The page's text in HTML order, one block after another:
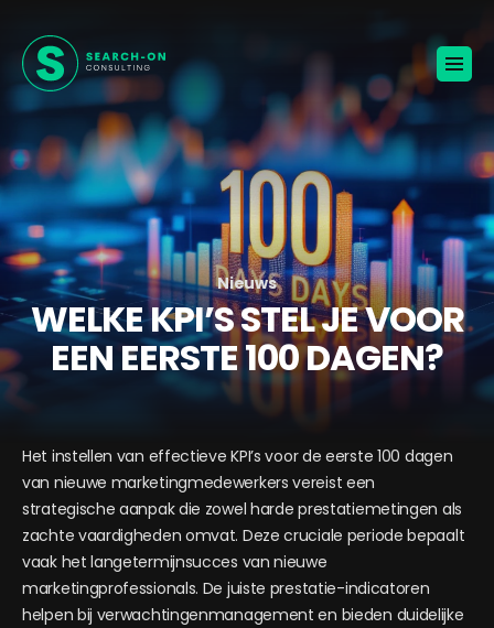
Voor werkgevers
Vacatures
Over ons
Blogs
Contact
Jouw carrière
KANDIDATEN ONTVANGEN 🚀
BROCHURE VOOR WERKGEVERS
Nieuws
WELKE KPI’S STEL JE VOOR
EEN EERSTE 100 DAGEN?
Het instellen van effectieve KPI’s voor de eerste 100 dagen
van nieuwe marketingmedewerkers vereist een
strategische aanpak die zowel harde prestatiemetingen als
zachte vaardigheden omvat. Deze cruciale periode bepaalt
vaak het langetermijnsucces van nieuwe
marketingprofessionals. De juiste prestatie-indicatoren
helpen bij verwachtingenmanagement en bieden duidelijke